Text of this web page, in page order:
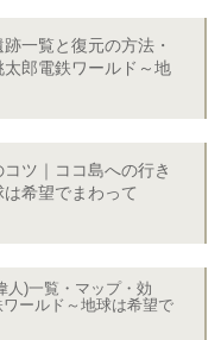
一覧と復元の方法・
郎電鉄ワールド～地
ツ｜ココ島への行き
希望でまわって
人)一覧・マップ・効
ールド～地球は希望で